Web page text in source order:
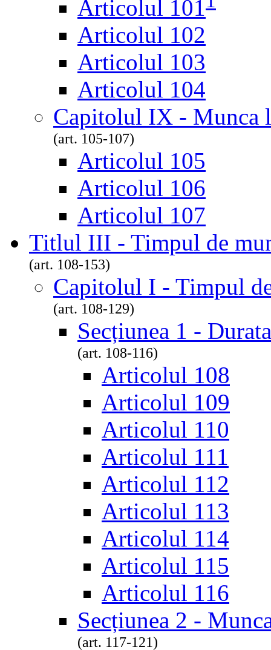
Articolul 101
Articolul 102
Articolul 103
Articolul 104
Capitolul IX - Munca
(art. 105-107)
Articolul 105
Articolul 106
Articolul 107
Titlul III - Timpul de
(art. 108-153)
Capitolul I - Timpul
(art. 108-129)
Secțiunea 1 -
(art. 108-116)
Articolul 108
Articolul 109
Articolul 110
Articolul 111
Articolul 112
Articolul 113
Articolul 114
Articolul 115
Articolul 116
Secțiunea 2 -
(art. 117-121)